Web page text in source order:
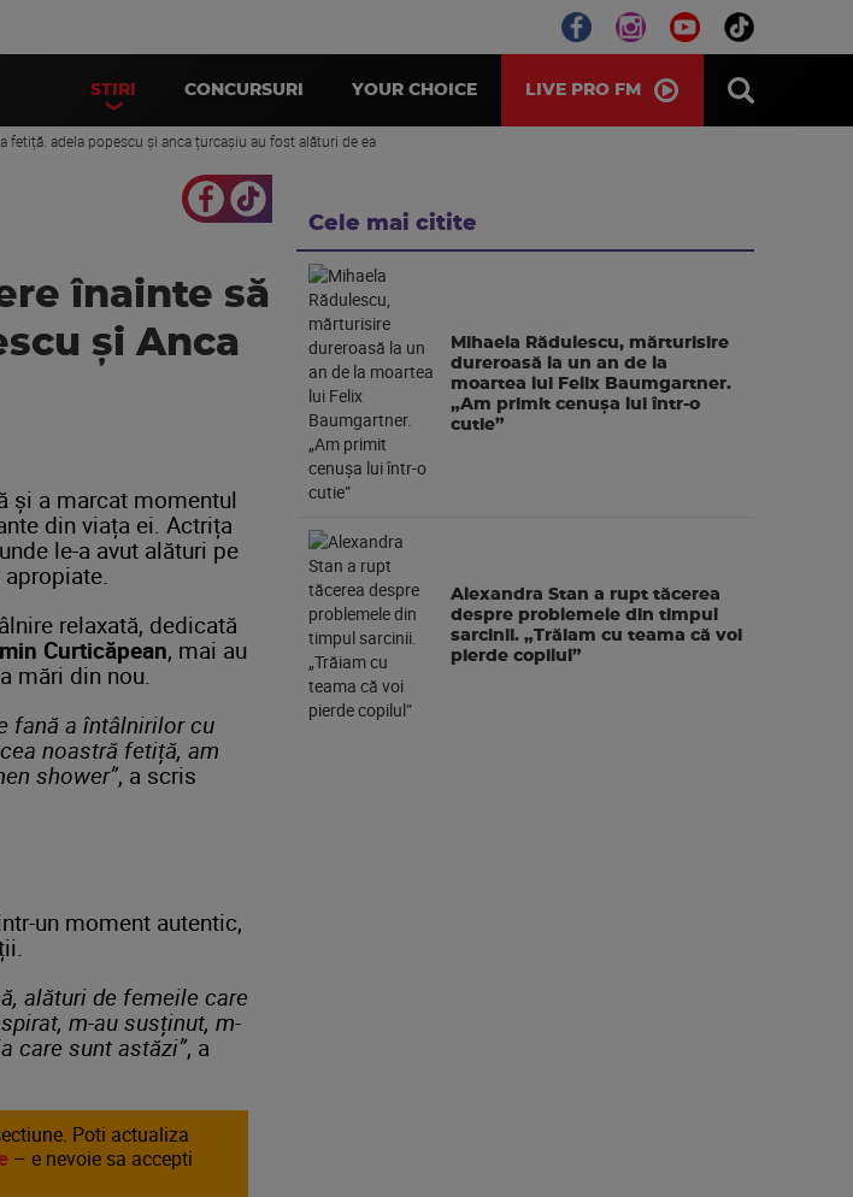
STIRI CONCURSURI YOUR CHOICE LIVE PRO FM
fetiță. adela popescu și anca țurcașiu au fost alături de ea
înainte să
și Anca
și a marcat momentul
din viața ei. Actrița
le-a avut alături pe
relaxată, dedicată
Curticăpean, mai au
mări din nou.
fană a întâlnirilor cu
noastră fetiță, am
shower”, a scris
un moment autentic,
alături de femeile care
m-au susținut, m-
care sunt astăzi”, a
Poti actualiza
– e nevoie sa accepti
Cele mai citite
Mihaela Rădulescu, mărturisire
dureroasă la un an de la
moartea lui Felix Baumgartner.
„Am primit cenușa lui într-o
cutie”
Alexandra Stan a rupt tăcerea
despre problemele din timpul
sarcinii. „Trăiam cu teama că voi
pierde copilul”